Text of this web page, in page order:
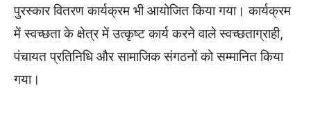
पुरस्कार वितरण कार्यक्रम भी आयोजित किया गया। कार्यक्रम
में स्वच्छता के क्षेत्र में उत्कृष्ट कार्य करने वाले स्वच्छताग्राही,
पंचायत प्रतिनिधि और सामाजिक संगठनों को सम्मानित किया
गया।